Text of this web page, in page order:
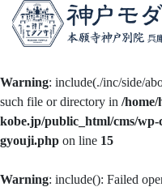
Warning: include(./inc/side/
such file or directory in /
kobe.jp/public_html/cms/wp-
gyouji.php on line 15
Warning: include(): Failed